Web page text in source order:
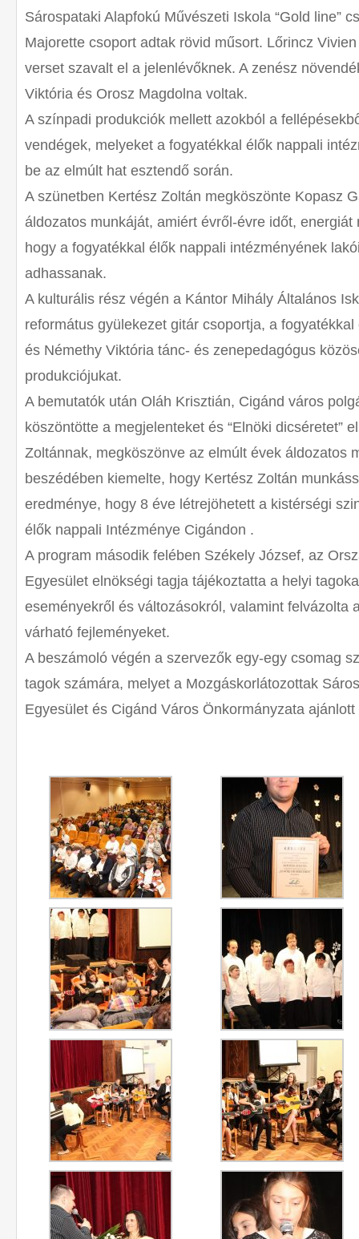
Sárospataki Alapfokú Művészeti Iskola “Gold line”
Majorette csoport adtak rövid műsort. Lőrincz
verset szavalt el a jelenlévőknek. A zenész
Viktória és Orosz Magdolna voltak.
A színpadi produkciók mellett azokból a
vendégek, melyeket a fogyatékkal élők nappali
be az elmúlt hat esztendő során.
A szünetben Kertész Zoltán megköszönte Kopasz
áldozatos munkáját, amiért évről-évre időt,
hogy a fogyatékkal élők nappali intézményének
adhassanak.
A kulturális rész végén a Kántor Mihály Általános
református gyülekezet gitár csoportja, a
és Némethy Viktória tánc- és zenepedagógus
produkciójukat.
A bemutatók után Oláh Krisztián, Cigánd város
köszöntötte a megjelenteket és “Elnöki dicséretet”
Zoltánnak, megköszönve az elmúlt évek áldozatos
beszédében kiemelte, hogy Kertész Zoltán
eredménye, hogy 8 éve létrejöhetett a kistérségi
élők nappali Intézménye Cigándon .
A program második felében Székely József, az
Egyesület elnökségi tagja tájékoztatta a helyi
eseményekről és változásokról, valamint felvázolta
várható fejleményeket.
A beszámoló végén a szervezők egy-egy csomag
tagok számára, melyet a Mozgáskorlátozottak
Egyesület és Cigánd Város Önkormányzata ajánlott